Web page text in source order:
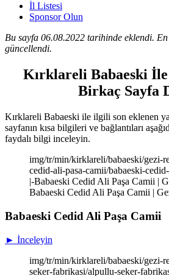
İl Listesi
Sponsor Olun
Bu sayfa 06.08.2022 tarihinde eklendi.
güncellendi.
Kırklareli Babaeski
Birkaç Sayfa
Kırklareli Babaeski ile ilgili son eklenen
sayfanın kısa bilgileri ve bağlantıları
faydalı bilgi inceleyin.
img/tr/min/kirklareli/babaeski/gezi-
cedid-ali-pasa-camii/babaeski-
|-Babaeski Cedid Ali Paşa Camii |
Babaeski Cedid Ali Paşa Camii |
Babaeski Cedid Ali Paşa Camii
► İnceleyin
img/tr/min/kirklareli/babaeski/gezi-
seker-fabrikasi/alpullu-seker-